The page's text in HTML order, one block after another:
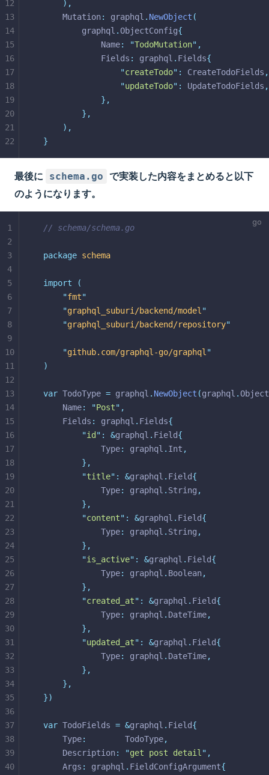
),
	Mutation
: graphql . NewObject (
		graphql
.ObjectConfig{
			Name
: "TodoMutation" ,
			Fields
: graphql . Fields{
"createTodo" : CreateTodoFields ,
"updateTodo" : UpdateTodoFields ,
},
},
),
}
12
13
14
15
16
17
18
19
20
21
22
最後に schema.go で実装した内容をまとめると以下
のようになります。
// schema/schema.go
package schema
import
(
"fmt"
"graphql_suburi/backend/model "
"graphql_suburi/backend/repository"
"github.com/graphql-go/graphql "
)
var TodoType = graphql . NewObject (graphql .
	Name
: "Post" ,
	Fields
: graphql . Fields{
"id " : &graphql . Field{
			Type
: graphql . Int ,
},
"title" : &graphql . Field{
			Type
: graphql . String ,
},
"content" : &graphql . Field{
			Type
: graphql . String ,
},
"is_active" : &graphql . Field{
			Type
: graphql . Boolean,
},
"created_at" : &graphql . Field{
			Type
: graphql . DateTime,
},
"updated_at" : &graphql . Field{
			Type
: graphql . DateTime,
},
},
})
var TodoFields = &graphql . Field{
	Type
:
        TodoType
,
	Description
: "get post detail " ,
	Args
: graphql . FieldConfigArgument{
1
2
3
4
5
6
7
8
9
10
11
12
13
14
15
16
17
18
19
20
21
22
23
24
25
26
27
28
29
30
31
32
33
34
35
36
37
38
39
40